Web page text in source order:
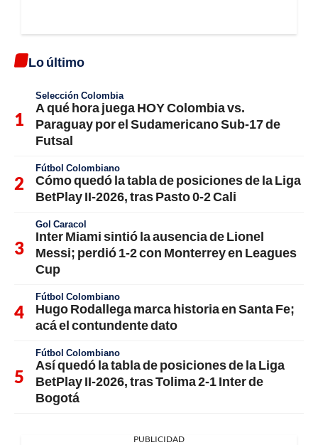
Lo último
Selección Colombia
A qué hora juega HOY Colombia vs.
Paraguay por el Sudamericano Sub-17 de
Futsal
Fútbol Colombiano
Cómo quedó la tabla de posiciones de la Liga
BetPlay II-2026, tras Pasto 0-2 Cali
Gol Caracol
Inter Miami sintió la ausencia de Lionel
Messi; perdió 1-2 con Monterrey en Leagues
Cup
Fútbol Colombiano
Hugo Rodallega marca historia en Santa Fe;
acá el contundente dato
Fútbol Colombiano
Así quedó la tabla de posiciones de la Liga
BetPlay II-2026, tras Tolima 2-1 Inter de
Bogotá
PUBLICIDAD